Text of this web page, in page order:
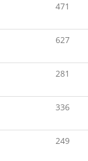
471
627
281
336
249